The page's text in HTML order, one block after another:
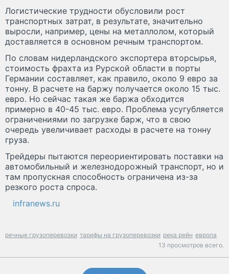
Логистические трудности обусловили рост
транспортных затрат, в результате, значительно
выросли, например, цены на металлолом, который
доставляется в основном речным транспортом.
По словам нидерландского экспортера вторсырья,
стоимость фрахта из Рурской области в порты
Германии составляет, как правило, около 9 евро за
тонну. В расчете на баржу получается около 15 тыс.
евро. Но сейчас такая же баржа обходится
примерно в 40-45 тыс. евро. Проблема усугубляется
ограничениями по загрузке барж, что в свою
очередь увеличивает расходы в расчете на тонну
груза.
Трейдеры пытаются переориентировать поставки на
автомобильный и железнодорожный транспорт, но и
там пропускная способность ограничена из-за
резкого роста спроса.
infranews.ru
речные грузоперевозки тарифы на грузоперевозки река рейн европа
13 просмотров всего.